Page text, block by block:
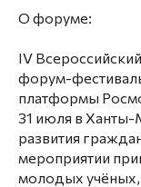
О форуме:
IV
форум-
платформы
31 июля в Ханты-
развития
мероприятии
молодых учёных,